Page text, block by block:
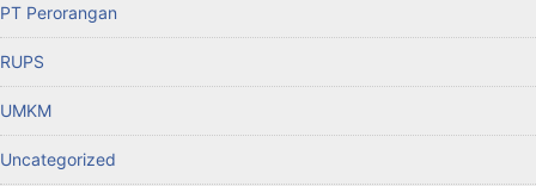
PT Perorangan
RUPS
UMKM
Uncategorized